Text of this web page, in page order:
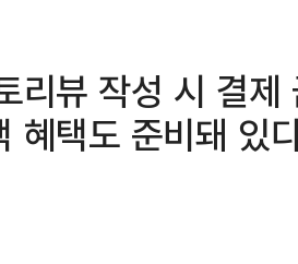
리뷰 작성 시 결
혜택도 준비돼 있